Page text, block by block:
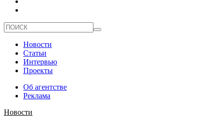
Новости
Статьи
Интервью
Проекты
Об агентстве
Реклама
Новости